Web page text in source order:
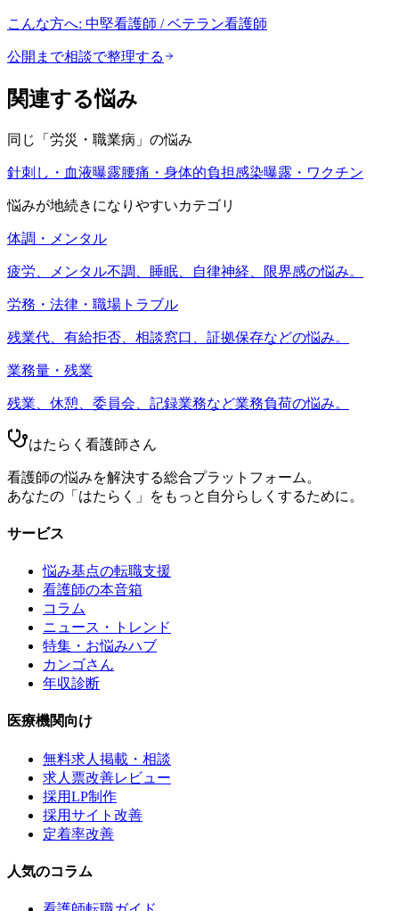
こんな方へ: 中堅看護師 / ベテラン看護師
公開まで相談で整理する
関連する悩み
同じ「 労災・職業病 」の悩み
針刺し・血液曝露腰痛・身体的負担感染曝露・ワクチン
悩みが地続きになりやすいカテゴリ
体調・メンタル
疲労、メンタル不調、睡眠、自律神経、限界感の悩み。
労務・法律・職場トラブル
残業代、有給拒否、相談窓口、証拠保存などの悩み。
業務量・残業
残業、休憩、委員会、記録業務など業務負荷の悩み。
はたらく看護師さん
看護師の悩みを解決する総合プラットフォーム。
あなたの「はたらく」をもっと自分らしくするために。
サービス
悩み基点の転職支援
看護師の本音箱
コラム
ニュース・トレンド
特集・お悩みハブ
カンゴさん
年収診断
医療機関向け
無料求人掲載・相談
求人票改善レビュー
採用LP制作
採用サイト改善
定着率改善
人気のコラム